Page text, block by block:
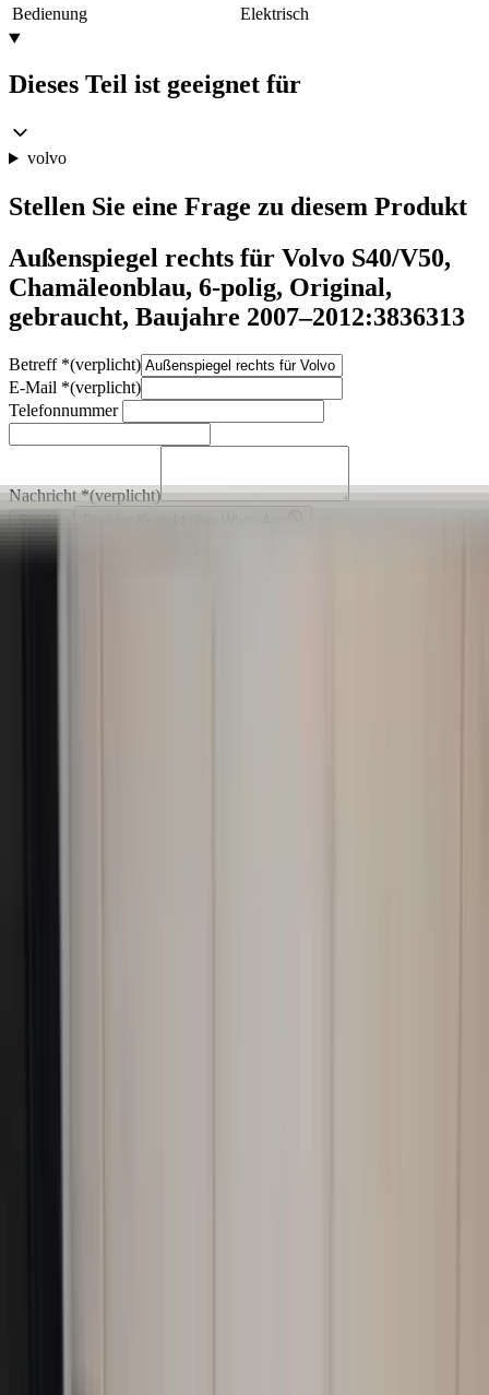
Bedienung
Elektrisch
Dieses Teil ist geeignet für
volvo
Stellen Sie eine Frage zu diesem Produkt
Außenspiegel rechts für Volvo S40/V50,
Chamäleonblau, 6-polig, Original,
gebraucht, Baujahre 2007–2012:3836313
Betreff *(verplicht)
E-Mail *(verplicht)
Telefonnummer
Nachricht *(verplicht)
Senden